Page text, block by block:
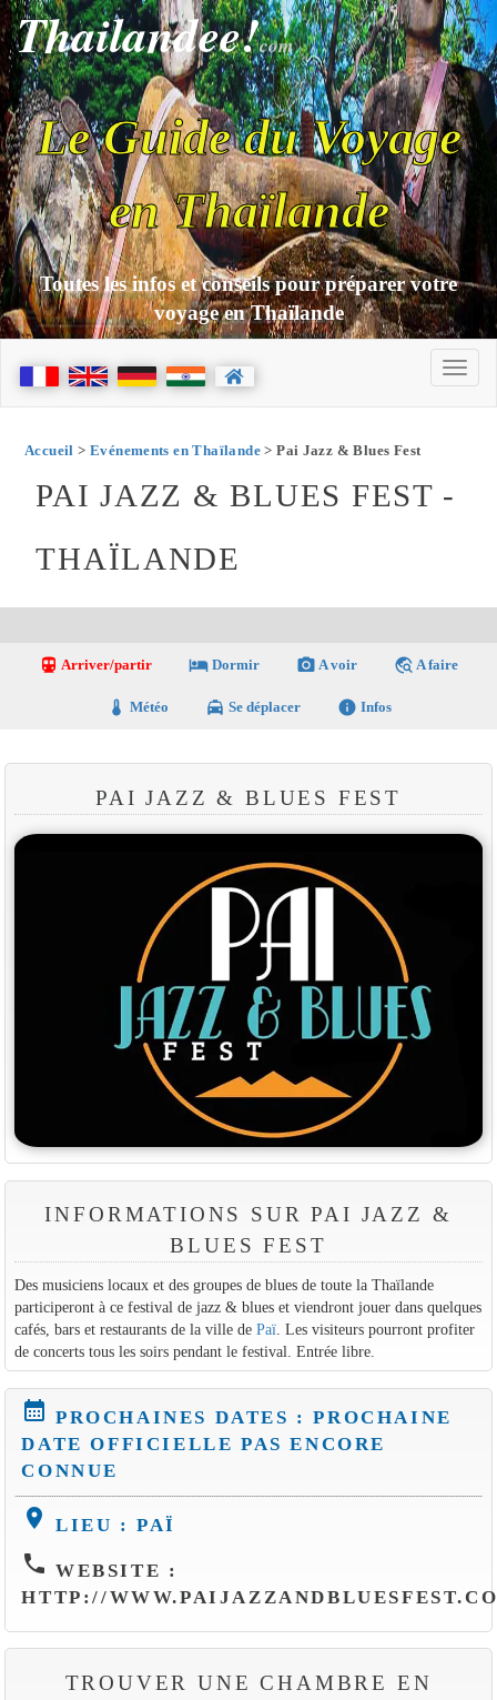
Thailandee!com
Le Guide du Voyage
en Thaïlande
Toutes les infos et conseils pour préparer votre
voyage en Thaïlande
Accueil > Evénements en Thaïlande> Pai Jazz & Blues Fest
PAI JAZZ & BLUES FEST -
THAÏLANDE
directions_transit Arriver/partir local_hotel Dormir photo_camera A voir travel_explore A faire
thermostat Météo local_taxi Se déplacer info Infos
PAI JAZZ & BLUES FEST
INFORMATIONS SUR PAI JAZZ &
BLUES FEST
Des musiciens locaux et des groupes de blues de toute la Thaïlande
participeront à ce festival de jazz & blues et viendront jouer dans quelques
cafés, bars et restaurants de la ville de Paï. Les visiteurs pourront profiter
de concerts tous les soirs pendant le festival. Entrée libre.
calendar_month PROCHAINES DATES : PROCHAINE
DATE OFFICIELLE PAS ENCORE
CONNUE
location_on LIEU : PAÏ
phone WEBSITE :
HTTP://
TROUVER UNE CHAMBRE EN